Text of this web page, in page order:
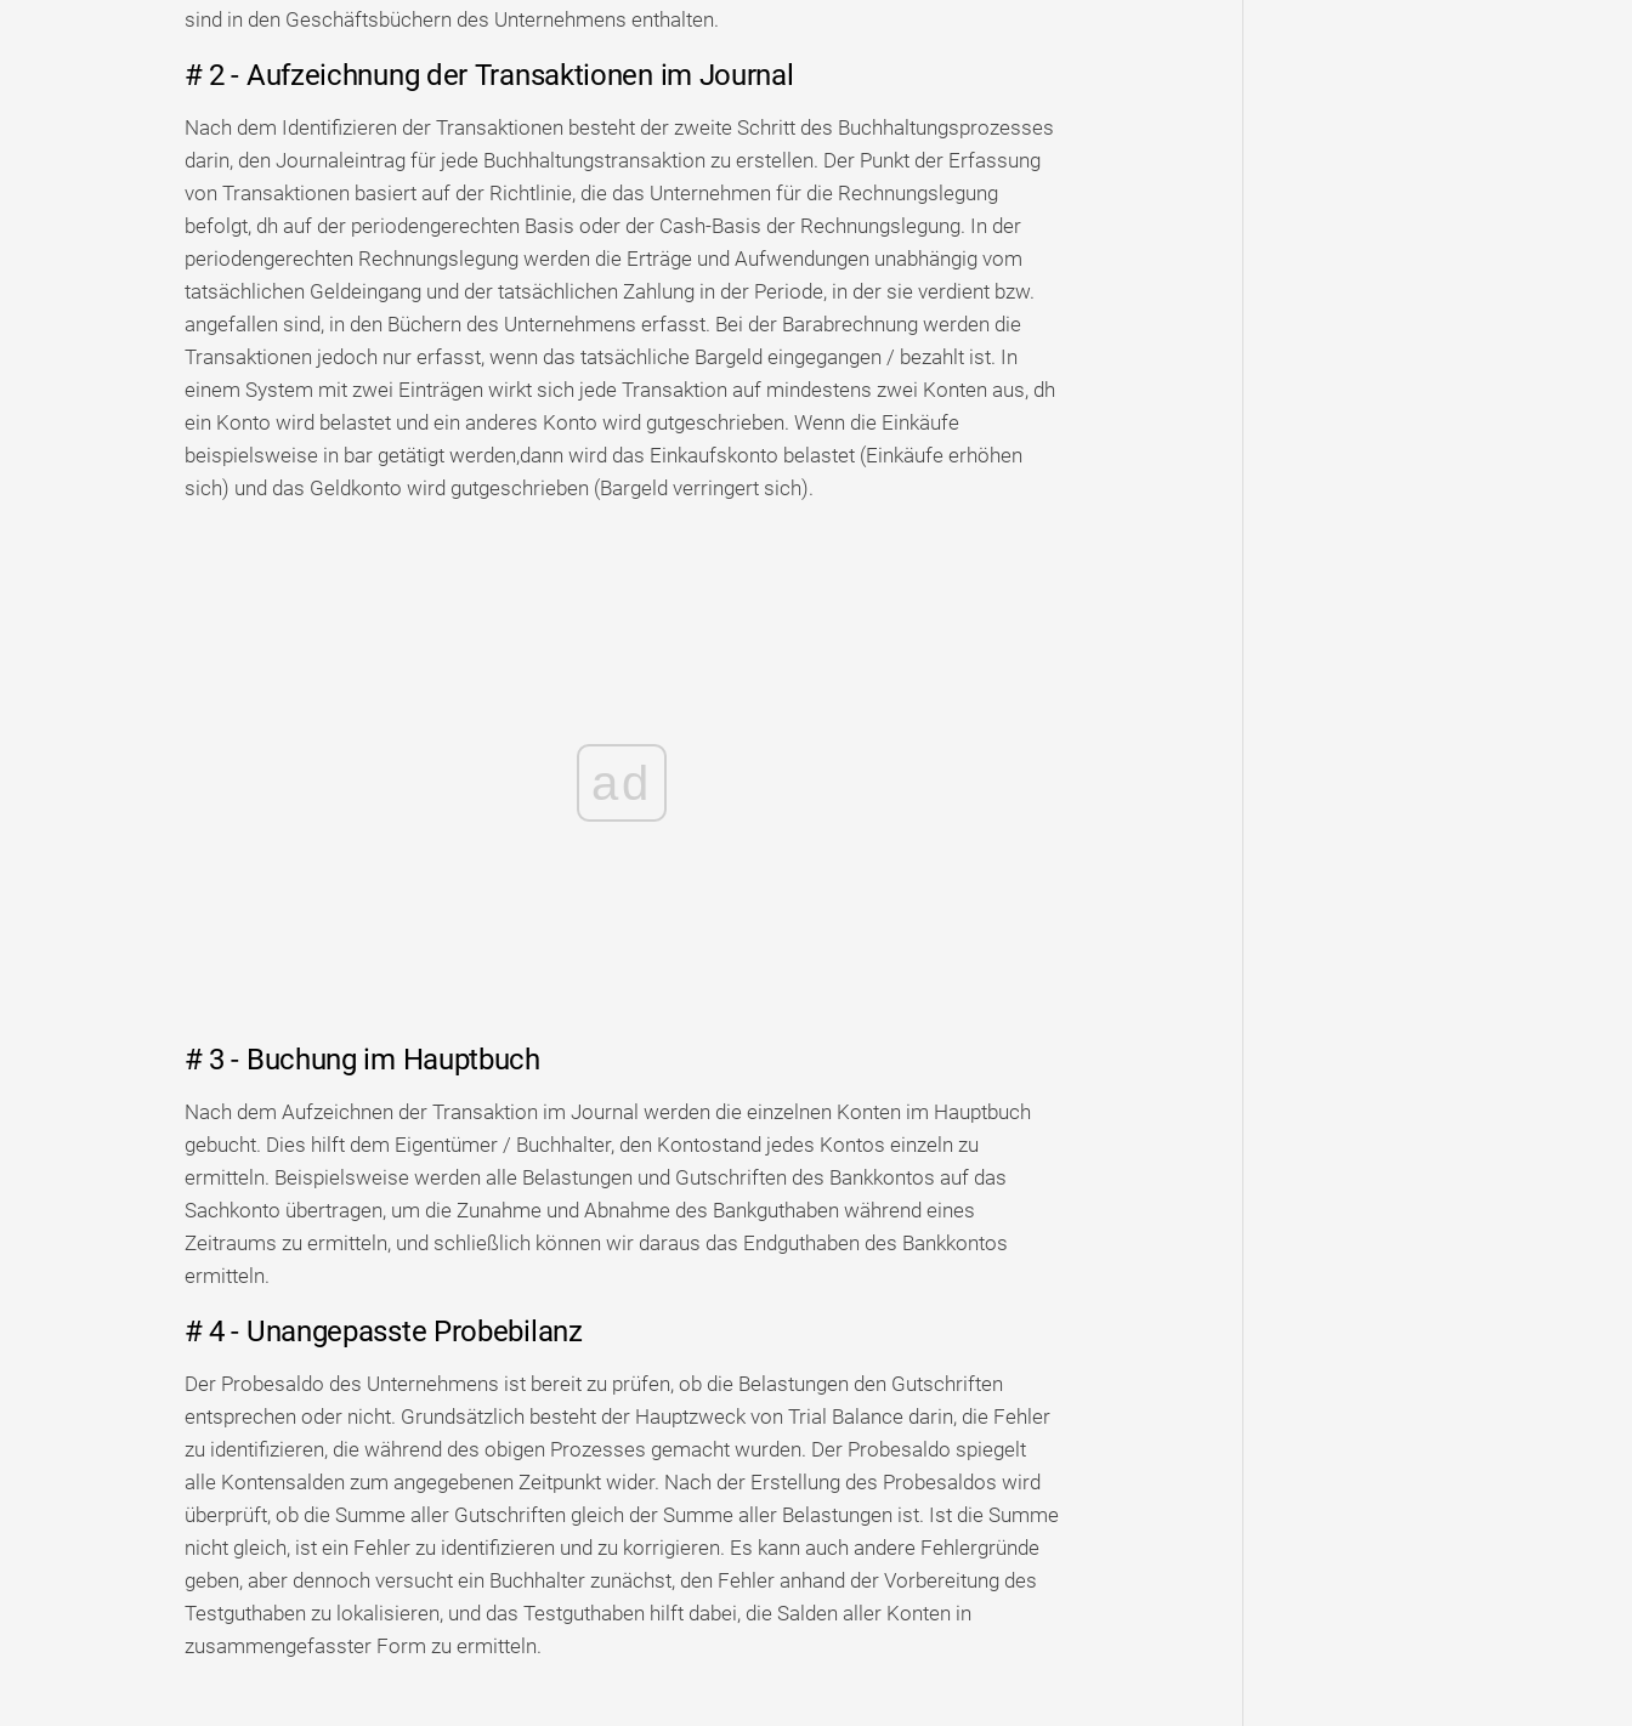
sind in den Geschäftsbüchern des Unternehmens enthalten.
# 2 - Aufzeichnung der Transaktionen im Journal
Nach dem Identifizieren der Transaktionen besteht der zweite Schritt des Buchhaltungsprozesses
darin, den Journaleintrag für jede Buchhaltungstransaktion zu erstellen. Der Punkt der Erfassung
von Transaktionen basiert auf der Richtlinie, die das Unternehmen für die Rechnungslegung
befolgt, dh auf der periodengerechten Basis oder der Cash-Basis der Rechnungslegung. In der
periodengerechten Rechnungslegung werden die Erträge und Aufwendungen unabhängig vom
tatsächlichen Geldeingang und der tatsächlichen Zahlung in der Periode, in der sie verdient bzw.
angefallen sind, in den Büchern des Unternehmens erfasst. Bei der Barabrechnung werden die
Transaktionen jedoch nur erfasst, wenn das tatsächliche Bargeld eingegangen / bezahlt ist. In
einem System mit zwei Einträgen wirkt sich jede Transaktion auf mindestens zwei Konten aus, dh
ein Konto wird belastet und ein anderes Konto wird gutgeschrieben. Wenn die Einkäufe
beispielsweise in bar getätigt werden,dann wird das Einkaufskonto belastet (Einkäufe erhöhen
sich) und das Geldkonto wird gutgeschrieben (Bargeld verringert sich).
ad
# 3 - Buchung im Hauptbuch
Nach dem Aufzeichnen der Transaktion im Journal werden die einzelnen Konten im Hauptbuch
gebucht. Dies hilft dem Eigentümer / Buchhalter, den Kontostand jedes Kontos einzeln zu
ermitteln. Beispielsweise werden alle Belastungen und Gutschriften des Bankkontos auf das
Sachkonto übertragen, um die Zunahme und Abnahme des Bankguthaben während eines
Zeitraums zu ermitteln, und schließlich können wir daraus das Endguthaben des Bankkontos
ermitteln.
# 4 - Unangepasste Probebilanz
Der Probesaldo des Unternehmens ist bereit zu prüfen, ob die Belastungen den Gutschriften
entsprechen oder nicht. Grundsätzlich besteht der Hauptzweck von Trial Balance darin, die Fehler
zu identifizieren, die während des obigen Prozesses gemacht wurden. Der Probesaldo spiegelt
alle Kontensalden zum angegebenen Zeitpunkt wider. Nach der Erstellung des Probesaldos wird
überprüft, ob die Summe aller Gutschriften gleich der Summe aller Belastungen ist. Ist die Summe
nicht gleich, ist ein Fehler zu identifizieren und zu korrigieren. Es kann auch andere Fehlergründe
geben, aber dennoch versucht ein Buchhalter zunächst, den Fehler anhand der Vorbereitung des
Testguthaben zu lokalisieren, und das Testguthaben hilft dabei, die Salden aller Konten in
zusammengefasster Form zu ermitteln.